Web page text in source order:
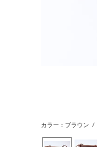
カラー：ブラウン /